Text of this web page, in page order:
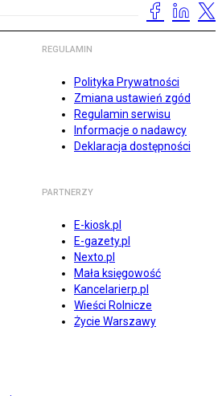
REGULAMIN
Polityka Prywatności
Zmiana ustawień zgód
Regulamin serwisu
Informacje o nadawcy
Deklaracja dostępności
PARTNERZY
E-kiosk.pl
E-gazety.pl
Nexto.pl
Mała księgowość
Kancelarierp.pl
Wieści Rolnicze
Życie Warszawy